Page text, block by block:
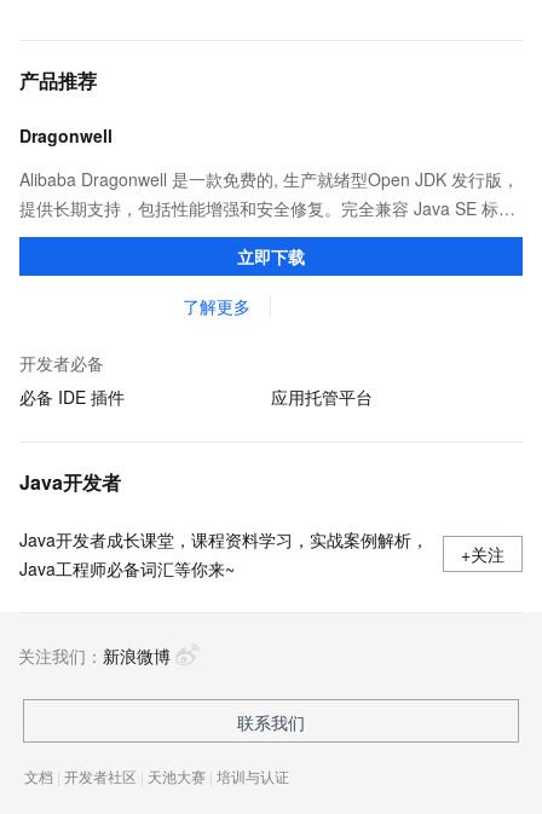
产品推荐
Dragonwell
Alibaba Dragonwell 是一款免费的, 生产就绪型Open JDK 发行版，
提供长期支持，包括性能增强和安全修复。完全兼容 Java SE 标
准，您可以在任何常用操作系统（包括 Linux、Windows 和
macOS）上开发 Java 应用程序。立即下载
了解更多
开发者必备
必备 IDE 插件
应用托管平台
Java开发者
Java开发者成长课堂，课程资料学习，实战案例解析，
Java工程师必备词汇等你来~
+关注
关注我们： 新浪微博
联系我们
文档 | 开发者社区 | 天池大赛 | 培训与认证